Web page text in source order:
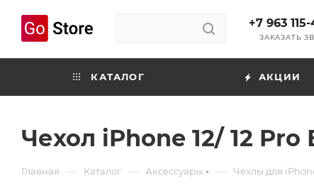
+7 963
ЗАКАЗАТЬ
КАТАЛОГ АКЦИИ
Чехол iPhone 12/ 12
Главная — Каталог — Аксессуары — Чехлы для